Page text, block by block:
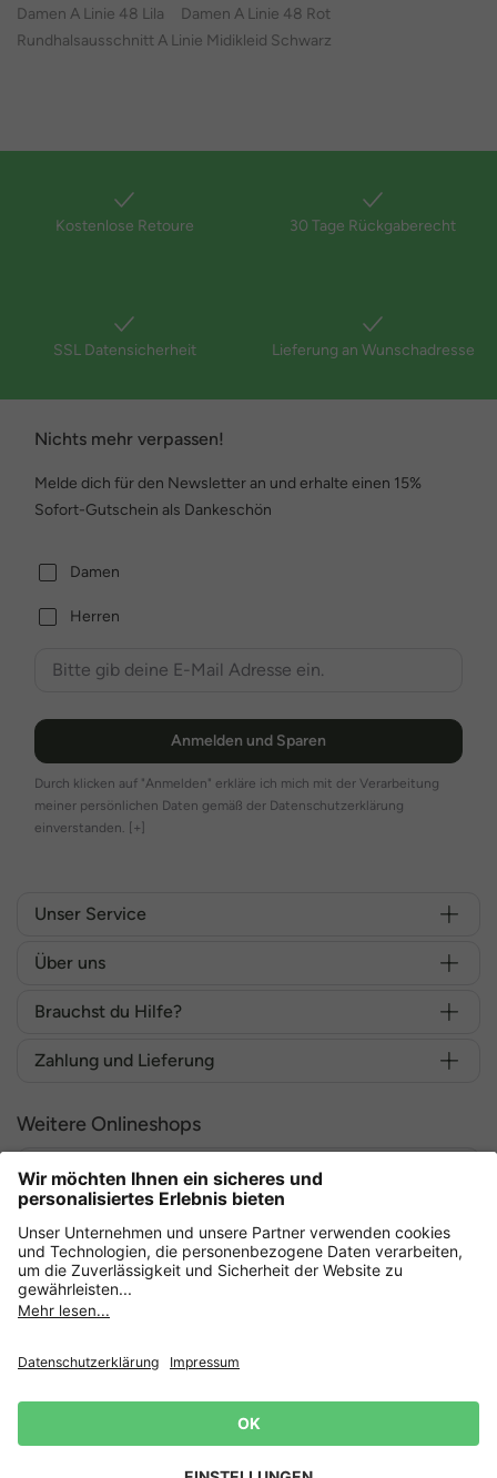
Damen A Linie 48 Lila
Damen A Linie 48 Rot
Rundhalsausschnitt A Linie Midikleid Schwarz
Kostenlose Retoure 30 Tage Rückgaberecht
SSL Datensicherheit Lieferung an Wunschadresse
Nichts mehr verpassen!
Melde dich für den Newsletter an und erhalte einen 15%
Sofort-Gutschein als Dankeschön
Damen
Herren
Anmelden und Sparen
Durch klicken auf "Anmelden" erkläre ich mich mit der Verarbeitung
meiner persönlichen Daten gemäß der Datenschutzerklärung
einverstanden. [+]
Unser Service
Über uns
Brauchst du Hilfe?
Zahlung und Lieferung
Weitere Onlineshops
Deutschland
Sicher einkaufen mit
AGB
Lieferbedingungen
Impressum Cookie Einstellungen